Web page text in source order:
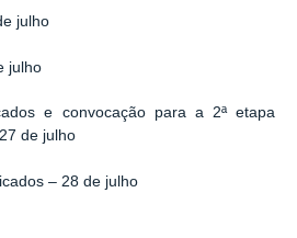
julho
julho
e convocação para a 2ª etapa
de julho
– 28 de julho